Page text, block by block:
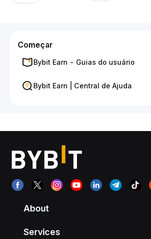
Começar
Bybit Earn - Guias do usuário
Bybit Earn | Central de Ajuda
About
Services